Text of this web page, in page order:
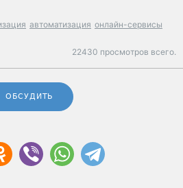
автоматизация онлайн-сервисы
22430 просмотров всего.
ОБСУДИТЬ